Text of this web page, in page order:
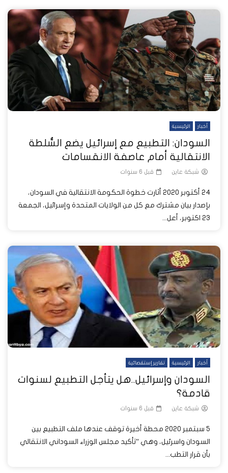
أخبار الرئيسية
السودان: التطبيع مع إسرائيل يضع السُّلطة
الانتقالية أمام عاصفة الانقسامات
شبكة عاين قبل 6 سنوات
24 أكتوبر 2020 أثارت خطوة الحكومة الانتقالية في السودان،
بإصدار بيان مشترك مع كل من الولايات المتحدة وإسرائيل، الجمعة
23 اكتوبر، أعل...
أخبار الرئيسية تقارير إستقصائية
السودان وإسرائيل..هل يتأجل التطبيع لسنوات
قادمة؟
شبكة عاين قبل 6 سنوات
5 سبتمبر 2020 محطة أخيرة توقف عندها ملف التطبيع بين
السودان واسرئيل، وهي “تأكيد مجلس الوزراء السوداني الانتقالي
بأن قرار التطب...